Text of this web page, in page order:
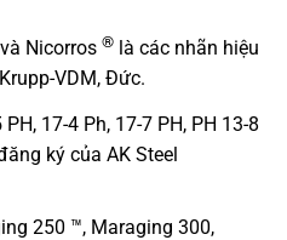
Nicorros ®là các nhãn hiệu
VDM, Đức.
17-4 Ph, 17-7 PH, PH 13-8
ký của AK Steel
250 ™, Maraging 300,